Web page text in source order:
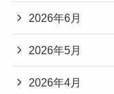
2026年6月
2026年5月
2026年4月